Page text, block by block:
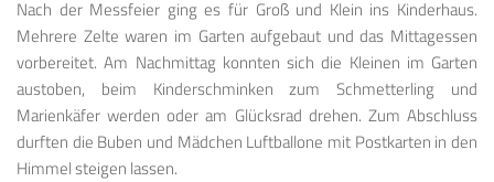
Nach der Messfeier ging es für Groß und Klein ins Kinderhaus.
Mehrere Zelte waren im Garten aufgebaut und das Mittagessen
vorbereitet. Am Nachmittag konnten sich die Kleinen im Garten
austoben, beim Kinderschminken zum Schmetterling und
Marienkäfer werden oder am Glücksrad drehen. Zum Abschluss
durften die Buben und Mädchen Luftballone mit Postkarten in den
Himmel steigen lassen.